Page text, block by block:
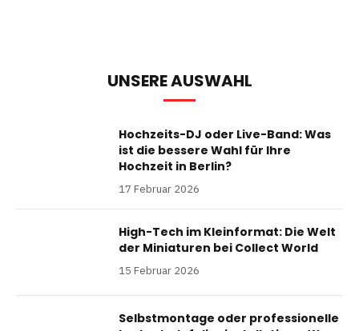
UNSERE AUSWAHL
Hochzeits-DJ oder Live-Band: Was
ist die bessere Wahl für Ihre
Hochzeit in Berlin?
17 Februar 2026
High-Tech im Kleinformat: Die Welt
der Miniaturen bei Collect World
15 Februar 2026
Selbstmontage oder professionelle